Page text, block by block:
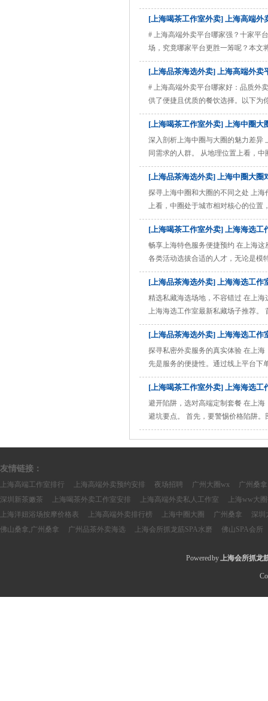
实现了完美融合。这些洋模具有深邃
的对比，却又在时尚的舞台上碰撞出
还是时尚杂志的拍摄，他们都 ......
[上海喝茶工作室外卖] 上海高端
# 上海高端外卖平台哪家强？十家平
场，究竟哪家平台更胜一筹呢？本文
是衡量高端外卖平台的重要指标。“
多，能满足不同食客的口味需求。“
品涵盖面较广，但高 ......
[上海品茶海选外卖] 上海高端外
# 上海高端外卖平台哪家好：品质外
供了便捷且优质的餐饮选择。以下为
务美团外卖在上海的市场占有率极高
些以本帮菜闻名的老字号，他们的外
效，能够确保菜品在短时间 ......
[上海喝茶工作室外卖] 上海中圈大
深入剖析上海中圈与大圈的魅力差异
同需求的人群。 从地理位置上看，
业区还是重要的工作地点都十分便捷
市中心的联系也日益紧密，例如一些
心、高档餐厅、娱乐场所林立 ......
[上海品茶海选外卖] 上海中圈大圈
探寻上海中圈和大圈的不同之处 上
上看，中圈处于城市相对核心的位置
也有交通线路覆盖，但站点分布相对
汇聚了众多知名品牌和企业总部。这
常生活为主，有一些社区型 ......
[上海喝茶工作室外卖] 上海海选
畅享上海特色服务便捷预约 在上海
各类活动选拔合适的人才，无论是模
雅的环境，让顾客享受惬意的品茶时
名有演艺梦想的年轻人，想通过海选
直怀揣着演员梦，通过朋友介 ......
[上海品茶海选外卖] 上海海选工作
精选私藏海选场地，不容错过 在上
上海海选工作室最新私藏场子推荐。
气，灯光音效设备堪称一流，能够为
艺机会的概率大大增加。 接着是黄
员服务热情周到，从选 ......
[上海品茶海选外卖] 上海海选工作
探寻私密外卖服务的真实体验 在上
先是服务的便捷性。通过线上平台下
基本在几分钟内就能完成。而且，其
常友好。 接着说说菜品质量。工作
是家常菜还是特色菜，都能 ......
[上海喝茶工作室外卖] 上海海选工
避开陷阱，选对高端定制套餐 在上
避坑要点。 首先，要警惕价格陷阱
细的价格清单，明确包含的服务项目
友情链接：
上海高端工作室排行 上海高端外卖预约安排 夜场招聘 广州大圈wx
广州桑拿
深圳新茶嫩茶
上海喝茶外卖工作室安排 上海高端外卖私人工作室
上海ww大
上海洋妞浴场按摩价格表
上海高端外卖排行榜 上海中圈大圈 广州桑拿
深圳
佛山桑拿,广州桑拿
广州品茶外卖海选 上海会所抓龙筋SPA水磨 佛山SPA会所
Powered by上海会所抓龙